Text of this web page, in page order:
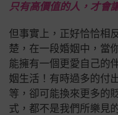
只有高價值的人，才會
但事實上，正好恰恰相
楚，在一段婚姻中，當
能擁有一個更愛自己的
姻生活！有時過多的付
等，卻可能換來更多的
式，都不是我們所樂